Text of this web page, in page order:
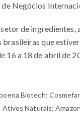
Negócios
de ingredientes,
brasileiras que
16 a 18 de abril de
Biotech;
Naturais;